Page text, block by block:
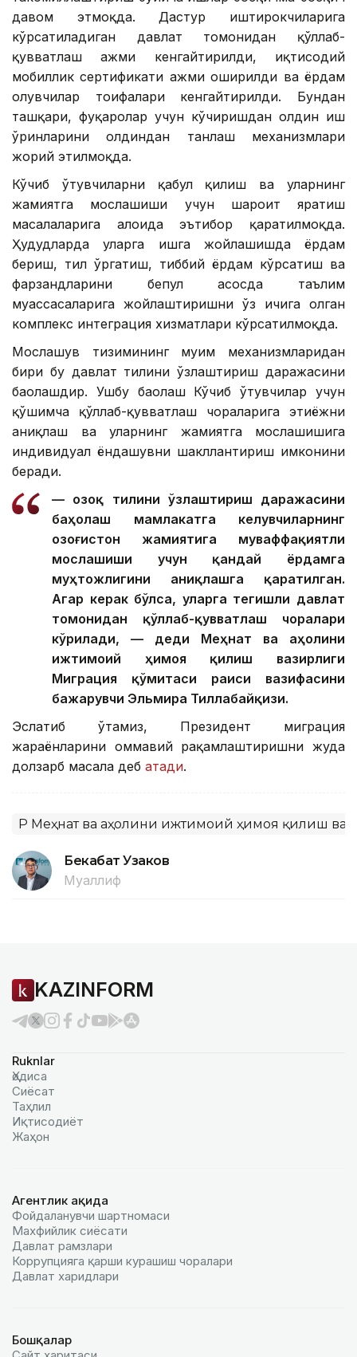
давом этмоқда. Дастур иштирокчиларига
кўрсатиладиган давлат томонидан қўллаб-
қувватлаш ҳажми кенгайтирилди, иқтисодий
мобиллик сертификати ҳажми оширилди ва ёрдам
олувчилар тоифалари кенгайтирилди. Бундан
ташқари, фуқаролар учун кўчиришдан олдин иш
ўринларини олдиндан танлаш механизмлари
жорий этилмоқда.
Кўчиб ўтувчиларни қабул қилиш ва уларнинг
жамиятга мослашиши учун шароит яратиш
масалаларига алоҳида эътибор қаратилмоқда.
Ҳудудларда уларга ишга жойлашишда ёрдам
бериш, тил ўргатиш, тиббий ёрдам кўрсатиш ва
фарзандларини бепул асосда таълим
муассасаларига жойлаштиришни ўз ичига олган
комплекс интеграция хизматлари кўрсатилмоқда.
Мослашув тизимининг муҳим механизмларидан
бири бу давлат тилини ўзлаштириш даражасини
баҳолашдир. Ушбу баҳолаш Кўчиб ўтувчилар учун
қўшимча қўллаб-қувватлаш чораларига эҳтиёжни
аниқлаш ва уларнинг жамиятга мослашишига
индивидуал ёндашувни шакллантириш имконини
беради.
— Қозоқ тилини ўзлаштириш даражасини
баҳолаш мамлакатга келувчиларнинг
Қозоғистон жамиятига муваффақиятли
мослашиши учун қандай ёрдамга
муҳтожлигини аниқлашга қаратилган.
Агар керак бўлса, уларга тегишли давлат
томонидан қўллаб-қувватлаш чоралари
кўрилади, — деди Меҳнат ва аҳолини
ижтимоий ҳимоя қилиш вазирлиги
Миграция қўмитаси раиси вазифасини
бажарувчи Эльмира Тиллабайқизи.
Эслатиб ўтамиз, Президент миграция
жараёнларини оммавий рақамлаштиришни жуда
долзарб масала деб атади.
ҚР Меҳнат ва аҳолини ижтимоий ҳимоя қилиш
Бекабат Узаков
Муаллиф
KAZINFORM
Ruknlar
Ҳодиса
Сиёсат
Таҳлил
Иқтисодиёт
Жаҳон
Агентлик ҳақида
Фойдаланувчи шартномаси
Махфийлик сиёсати
Давлат рамзлари
Коррупцияга қарши курашиш чоралари
Давлат харидлари
Бошқалар